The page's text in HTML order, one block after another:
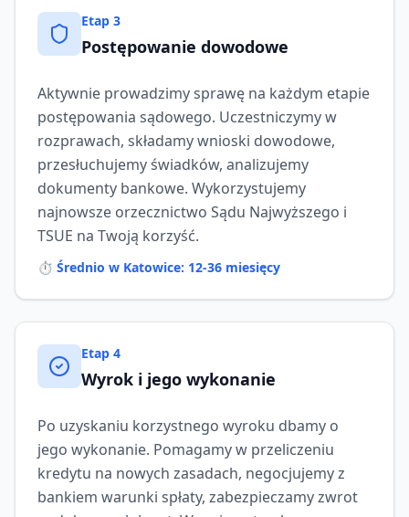
Etap 3
Postępowanie dowodowe
Aktywnie prowadzimy sprawę na każdym etapie
postępowania sądowego. Uczestniczymy w
rozprawach, składamy wnioski dowodowe,
przesłuchujemy świadków, analizujemy
dokumenty bankowe. Wykorzystujemy
najnowsze orzecznictwo Sądu Najwyższego i
TSUE na Twoją korzyść.
⏱️ Średnio w Katowice: 12-36 miesięcy
Etap 4
Wyrok i jego wykonanie
Po uzyskaniu korzystnego wyroku dbamy o
jego wykonanie. Pomagamy w przeliczeniu
kredytu na nowych zasadach, negocjujemy z
bankiem warunki spłaty, zabezpieczamy zwrot